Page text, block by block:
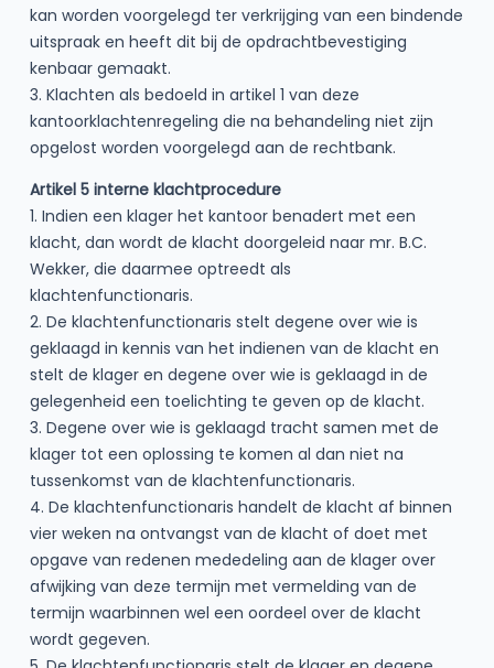
kan worden voorgelegd ter verkrijging van een bindende
uitspraak en heeft dit bij de opdrachtbevestiging
kenbaar gemaakt.
3. Klachten als bedoeld in artikel 1 van deze
kantoorklachtenregeling die na behandeling niet zijn
opgelost worden voorgelegd aan de rechtbank.
Artikel 5 interne klachtprocedure
1. Indien een klager het kantoor benadert met een
klacht, dan wordt de klacht doorgeleid naar mr. B.C.
Wekker, die daarmee optreedt als
klachtenfunctionaris.
2. De klachtenfunctionaris stelt degene over wie is
geklaagd in kennis van het indienen van de klacht en
stelt de klager en degene over wie is geklaagd in de
gelegenheid een toelichting te geven op de klacht.
3. Degene over wie is geklaagd tracht samen met de
klager tot een oplossing te komen al dan niet na
tussenkomst van de klachtenfunctionaris.
4. De klachtenfunctionaris handelt de klacht af binnen
vier weken na ontvangst van de klacht of doet met
opgave van redenen mededeling aan de klager over
afwijking van deze termijn met vermelding van de
termijn waarbinnen wel een oordeel over de klacht
wordt gegeven.